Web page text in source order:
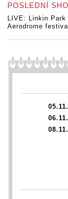
POSLEDNÍ
LIVE: Linkin
Aerodrome
05.11.
06.11.
08.11.